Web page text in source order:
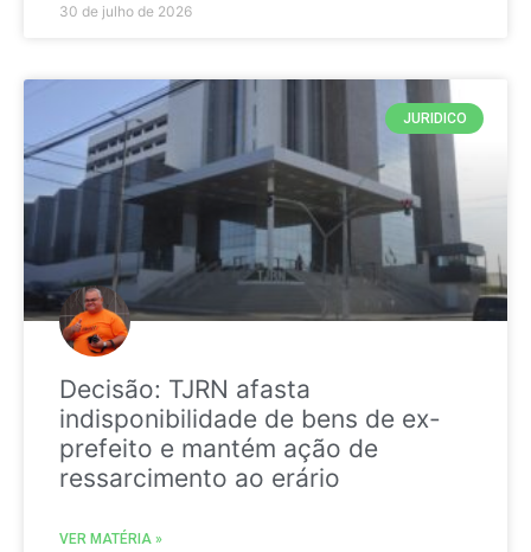
30 de julho de 2026
JURIDICO
Decisão: TJRN afasta
indisponibilidade de bens de ex-
prefeito e mantém ação de
ressarcimento ao erário
VER MATÉRIA »